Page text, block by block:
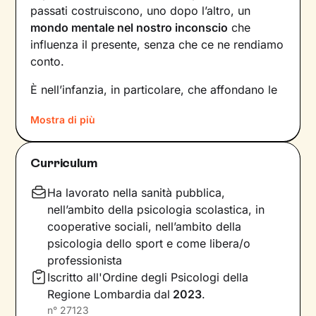
passati costruiscono, uno dopo l’altro, un
mondo mentale nel nostro inconscio che
influenza il presente, senza che ce ne rendiamo
conto.
È nell’infanzia, in particolare, che affondano le
e agire: leesperienze vissute in famiglia
infatti, vengono apprese, memorizzate e
riproposte nelle relazioni successive.
che in età adulta si attivano in maniera
automatica - è la chiave per innescare il
cambiamento.
Conoscere noi stessi significa
portare alla luce
ciò che per tanto tempo è rimasto dietro le
quinte: raggiungere questo tipo di
consapevolezza è il primo passo necessario
Mostra di più
Curriculum
Ha lavorato nella sanità pubblica,
nell’ambito della psicologia scolastica, in
cooperative sociali, nell’ambito della
psicologia dello sport e come libera/o
professionista
Iscritto all'Ordine degli Psicologi della
Regione Lombardia dal 2023.
n° 27123